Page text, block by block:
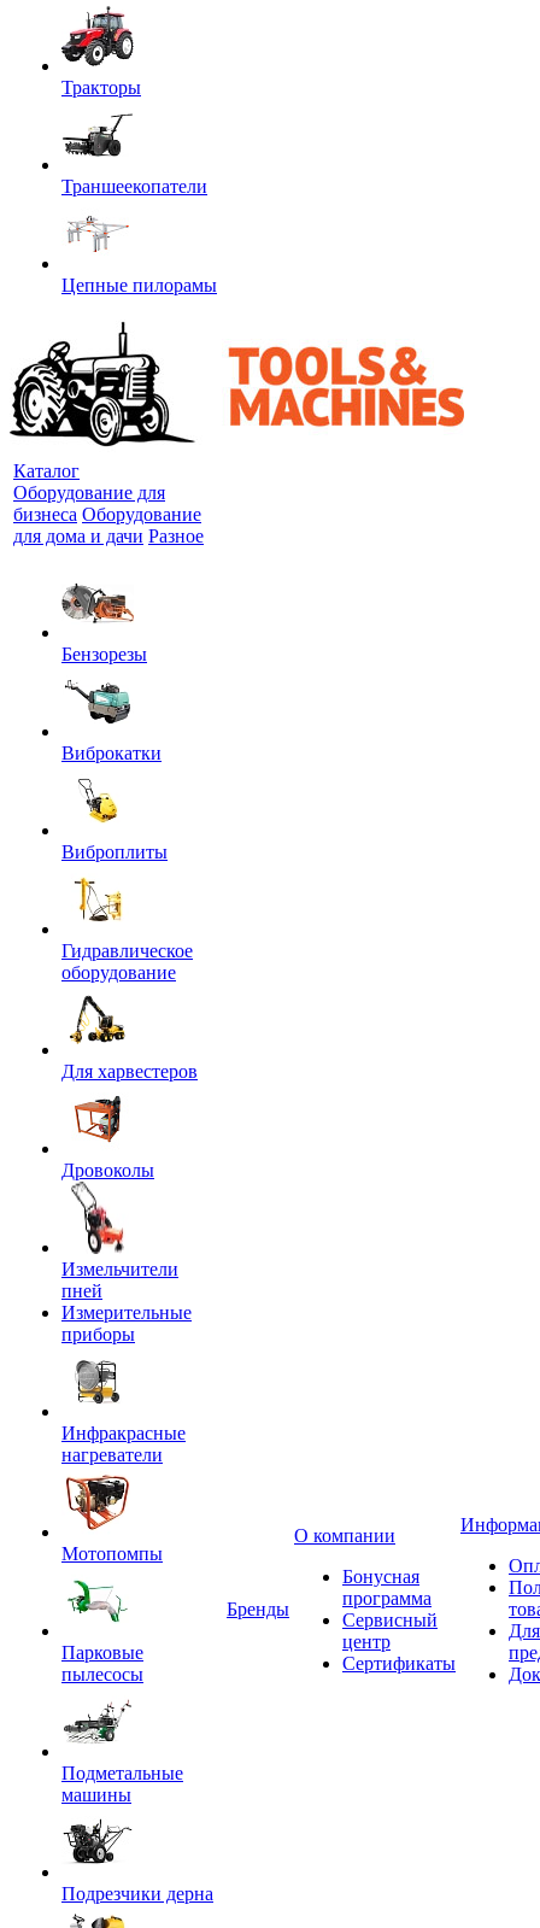
Тракторы
Траншеекопатели
Цепные пилорамы
Каталог
Оборудование для
бизнеса Оборудование
для дома и дачи Разное
Бензорезы
Виброкатки
Виброплиты
Гидравлическое
оборудование
Для харвестеров
Дровоколы
Измельчители
пней
Измерительные
приборы
Инфракрасные
нагреватели
Мотопомпы
Парковые
пылесосы
Подметальные
машины
Подрезчики дерна
Бренды
О компании
Бонусная
программа
Сервисный
центр
Сертификаты
Для